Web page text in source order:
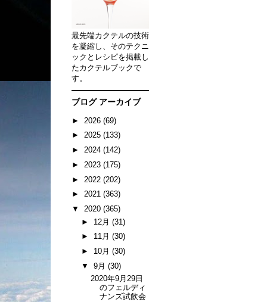
最先端カクテルの技術
を凝縮し、そのテクニ
ックとレシピを掲載し
たカクテルブックで
す。
ブログ アーカイブ
► 2026 (69)
► 2025 (133)
► 2024 (142)
► 2023 (175)
► 2022 (202)
► 2021 (363)
▼ 2020 (365)
► 12月 (31)
► 11月 (30)
► 10月 (30)
▼ 9月 (30)
2020年9月29日
のフェルディ
ナンズ試飲会